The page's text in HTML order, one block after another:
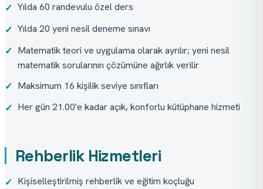
✓ Yılda 60 randevulu özel ders
✓ Yılda 20 yeni nesil deneme sınavı
✓ Matematik teori ve uygulama olarak ayrılır; yeni nesil
matematik sorularının çözümüne ağırlık verilir
✓ Maksimum 16 kişilik seviye sınıfları
✓ Her gün 21.00'e kadar açık, konforlu kütüphane hizmeti
Rehberlik Hizmetleri
✓ Kişiselleştirilmiş rehberlik ve eğitim koçluğu